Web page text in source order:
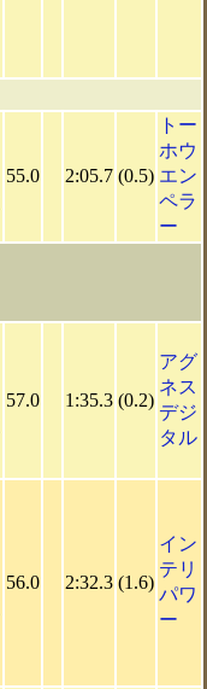
55.0 2:05.7 (0.5)
トー
ホウ
エン
ペラ
ー
57.0 1:35.3 (0.2)
アグ
ネス
デジ
タル
56.0 2:32.3 (1.6)
イン
テリ
パワ
ー